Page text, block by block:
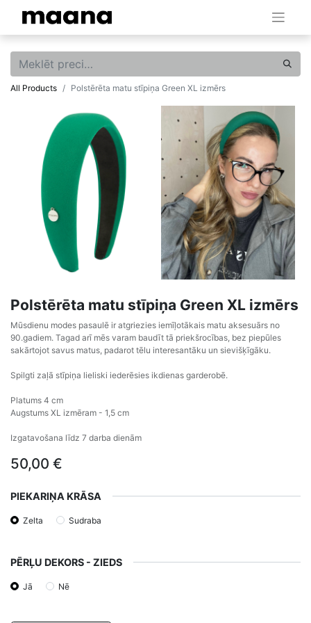
All Products Polstērēta matu stīpiņa Green XL izmērs
Polstērēta matu stīpiņa Green XL izmērs
Mūsdienu modes pasaulē ir atgriezies iemīļotākais matu aksesuārs no
90.gadiem. Tagad arī mēs varam baudīt tā priekšrocības, bez piepūles
sakārtojot savus matus, padarot tēlu interesantāku un sievišķīgāku.
Spilgti zaļā stīpiņa lieliski iederēsies ikdienas garderobē.
Platums 4 cm
Augstums XL izmēram - 1,5 cm
Izgatavošana līdz 7 darba dienām
50,00 €
PIEKARIŅA KRĀSA
Zelta Sudraba
PĒRĻU DEKORS - ZIEDS
Jā Nē